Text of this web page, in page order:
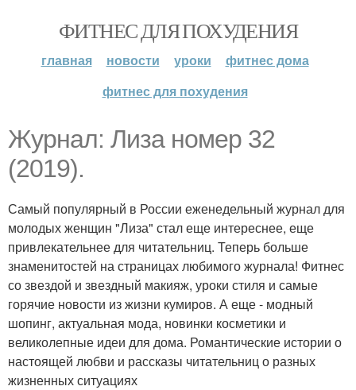
ФИТНЕС ДЛЯ ПОХУДЕНИЯ
главная новости уроки
фитнес дома
фитнес для похудения
Журнал: Лиза номер 32
(2019).
Самый популярный в России еженедельный журнал для
молодых женщин "Лиза" стал еще интереснее, еще
привлекательнее для читательниц. Теперь больше
знаменитостей на страницах любимого журнала! Фитнес
со звездой и звездный макияж, уроки стиля и самые
горячие новости из жизни кумиров. А еще - модный
шопинг, актуальная мода, новинки косметики и
великолепные идеи для дома. Романтические истории о
настоящей любви и рассказы читательниц о разных
жизненных ситуациях